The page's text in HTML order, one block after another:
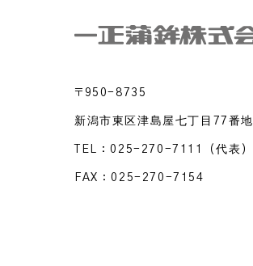
〒950-8735
新潟市東区津島屋七丁目77番地
TEL：025-270-7111 （代表）
FAX：025-270-7154